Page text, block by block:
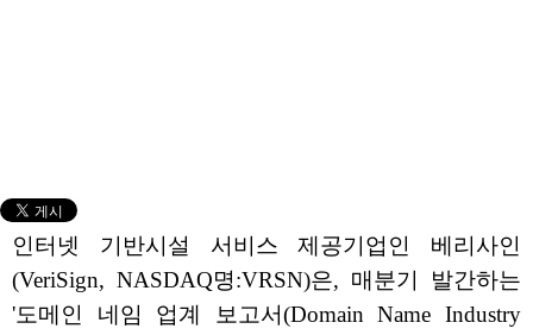
인터넷 기반시설 서비스 제공기업인 베리사인
(VeriSign, NASDAQ명:VRSN)은, 매분기 발간하는
'도메인 네임 업계 보고서(Domain Name Industry